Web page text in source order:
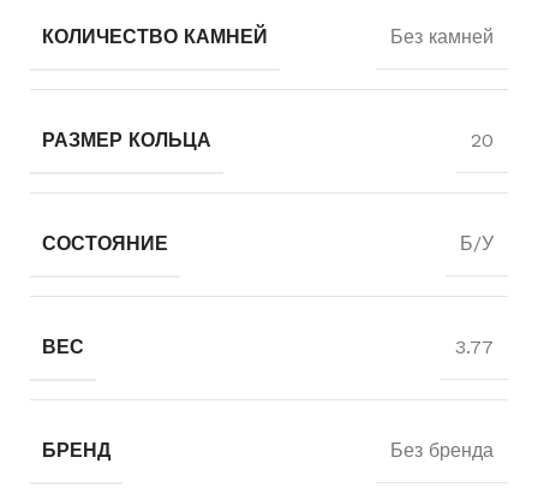
КОЛИЧЕСТВО КАМНЕЙ Без камней
РАЗМЕР КОЛЬЦА 20
СОСТОЯНИЕ Б/У
ВЕС 3.77
БРЕНД Без бренда